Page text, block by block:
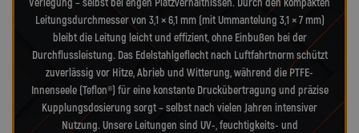
Leitungsdurchmesser von 3,1 × 6,1 mm (mit Ummantelung 3,1 × 7 mm)
bleibt die Leitung leicht und effizient, ohne Einbußen bei der
Durchflussleistung. Das Edelstahlgeflecht nach Luftfahrtnorm schützt
zuverlässig vor Hitze, Abrieb und Witterung, während die PTFE-
Innenseele (Teflon®) für eine konstante Druckübertragung und präzise
Kupplungsdosierung sorgt – selbst nach vielen Jahren intensiver
Nutzung. Unsere Leitungen sind UV-, feuchtigkeits- und